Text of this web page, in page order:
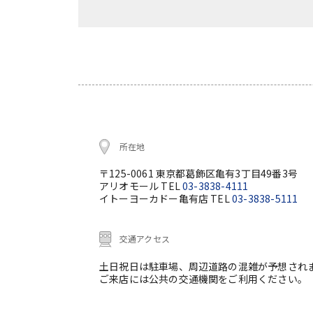
所在地
〒125-0061 東京都葛飾区亀有3丁目49番3号
アリオモール TEL03-3838-4111
イトーヨーカドー亀有店 TEL03-3838-5111
交通アクセス
土日祝日は駐車場、周辺道路の混雑が予想され
ご来店には公共の交通機関をご利用ください。